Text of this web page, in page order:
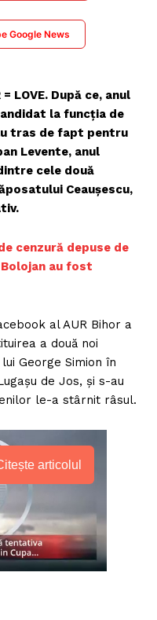
Google News
LOVE. După ce, anul
la funcția de
tras de fapt pentru
Levente, anul
cele două
Ceaușescu,
cenzură depuse de
au fost
al AUR Bihor a
a două noi
George Simion în
de Jos, și s-au
le-a stârnit râsul.
articolul